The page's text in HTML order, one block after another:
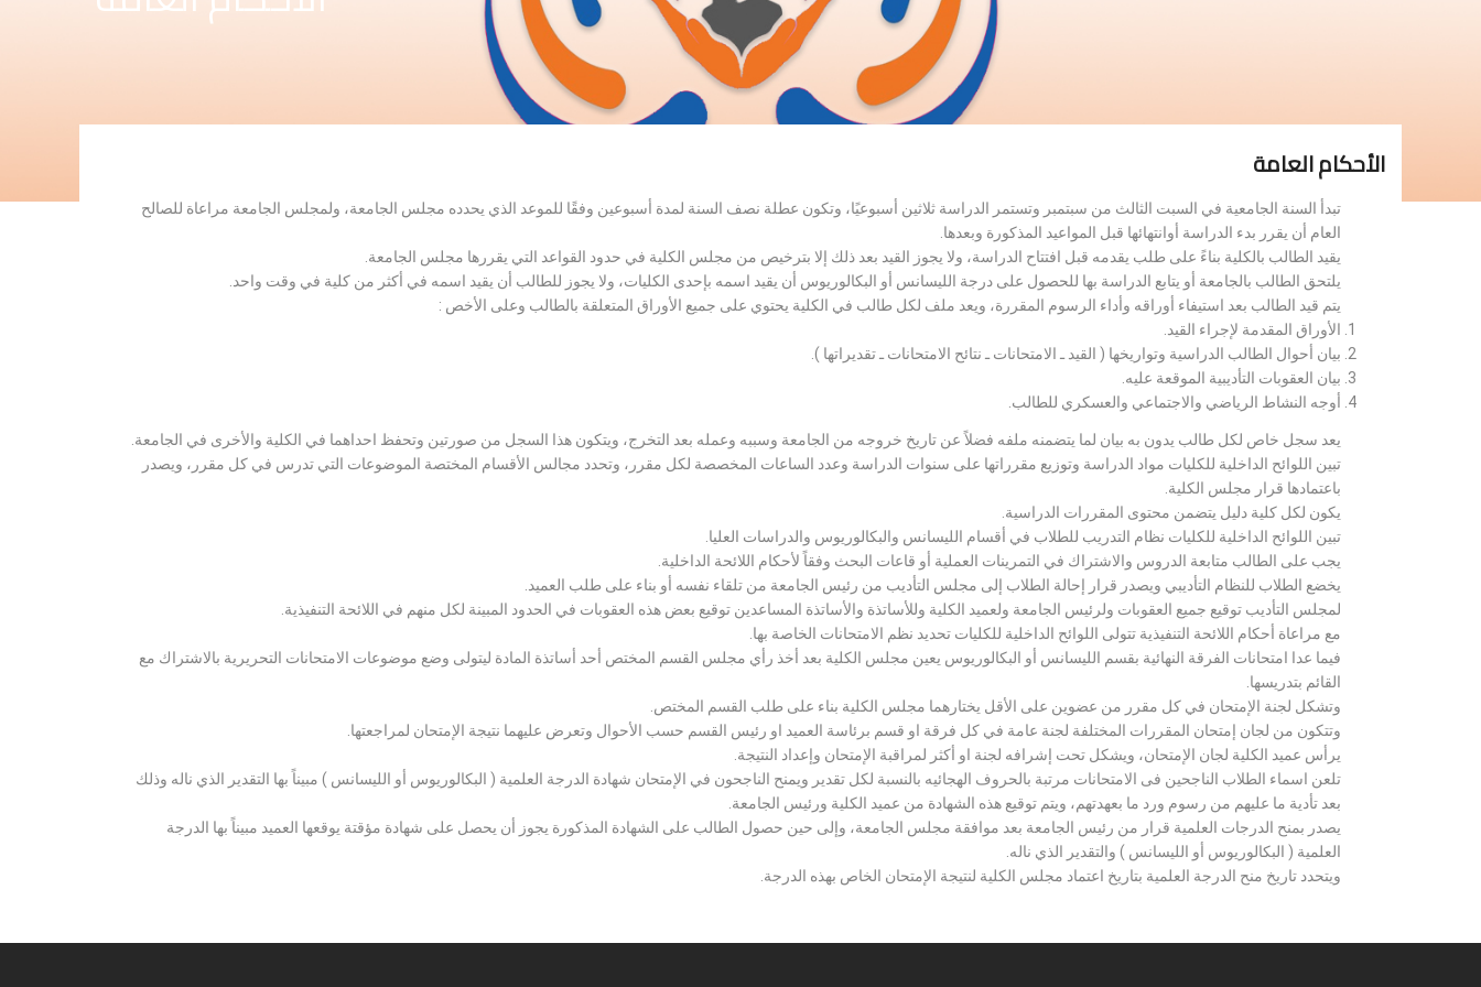
الأحكام العامة
تبدأ السنة الجامعية في السبت الثالث من سبتمبر وتستمر الدراسة ثلاثين أسبوعيًا، وتكون عطلة نصف السنة لمدة أسبوعين وفقًا للموعد الذي يحدده مجلس الجامعة، ولمجلس الجامعة مراعاة للصالح
العام أن يقرر بدء الدراسة أوانتهائها قبل المواعيد المذكورة وبعدها.
يقيد الطالب بالكلية بناءً على طلب يقدمه قبل افتتاح الدراسة، ولا يجوز القيد بعد ذلك إلا بترخيص من مجلس الكلية في حدود القواعد التي يقررها مجلس الجامعة.
يلتحق الطالب بالجامعة أو يتابع الدراسة بها للحصول على درجة الليسانس أو البكالوريوس أن يقيد اسمه بإحدى الكليات، ولا يجوز للطالب أن يقيد اسمه في أكثر من كلية في وقت واحد.
يتم قيد الطالب بعد استيفاء أوراقه وأداء الرسوم المقررة، ويعد ملف لكل طالب في الكلية يحتوي على جميع الأوراق المتعلقة بالطالب وعلى الأخص :
الأوراق المقدمة لإجراء القيد.
بيان أحوال الطالب الدراسية وتواريخها ( القيد ـ الامتحانات ـ نتائح الامتحانات ـ تقديراتها ).
بيان العقوبات التأديبية الموقعة عليه.
أوجه النشاط الرياضي والاجتماعي والعسكري للطالب.
يعد سجل خاص لكل طالب يدون به بيان لما يتضمنه ملفه فضلاً عن تاريخ خروجه من الجامعة وسببه وعمله بعد التخرج، ويتكون هذا السجل من صورتين وتحفظ احداهما في الكلية والأخرى في الجامعة.
تبين اللوائح الداخلية للكليات مواد الدراسة وتوزيع مقرراتها على سنوات الدراسة وعدد الساعات المخصصة لكل مقرر، وتحدد مجالس الأقسام المختصة الموضوعات التي تدرس في كل مقرر، ويصدر
باعتمادها قرار مجلس الكلية.
يكون لكل كلية دليل يتضمن محتوى المقررات الدراسية.
تبين اللوائح الداخلية للكليات نظام التدريب للطلاب في أقسام الليسانس والبكالوريوس والدراسات العليا.
يجب على الطالب متابعة الدروس والاشتراك في التمرينات العملية أو قاعات البحث وفقاً لأحكام اللائحة الداخلية.
يخضع الطلاب للنظام التأديبي ويصدر قرار إحالة الطلاب إلى مجلس التأديب من رئيس الجامعة من تلقاء نفسه أو بناء على طلب العميد.
لمجلس التأديب توقيع جميع العقوبات ولرئيس الجامعة ولعميد الكلية وللأساتذة والأساتذة المساعدين توقيع بعض هذه العقوبات في الحدود المبينة لكل منهم في اللائحة التنفيذية.
مع مراعاة أحكام اللائحة التنفيذية تتولى اللوائح الداخلية للكليات تحديد نظم الامتحانات الخاصة بها.
فيما عدا امتحانات الفرقة النهائية بقسم الليسانس أو البكالوريوس يعين مجلس الكلية بعد أخذ رأي مجلس القسم المختص أحد أساتذة المادة ليتولى وضع موضوعات الامتحانات التحريرية بالاشتراك مع
القائم بتدريسها.
وتشكل لجنة الإمتحان في كل مقرر من عضوين على الأقل يختارهما مجلس الكلية بناء على طلب القسم المختص.
وتتكون من لجان إمتحان المقررات المختلفة لجنة عامة في كل فرقة او قسم برئاسة العميد او رئيس القسم حسب الأحوال وتعرض عليهما نتيجة الإمتحان لمراجعتها.
يرأس عميد الكلية لجان الإمتحان، ويشكل تحت إشرافه لجنة او أكثر لمراقبة الإمتحان وإعداد النتيجة.
تلعن اسماء الطلاب الناجحين فى الامتحانات مرتبة بالحروف الهجائيه بالنسبة لكل تقدير ويمنح الناجحون في الإمتحان شهادة الدرجة العلمية ( البكالوريوس أو الليسانس ) مبيناً بها التقدير الذي ناله وذلك
بعد تأدية ما عليهم من رسوم ورد ما بعهدتهم، ويتم توقيع هذه الشهادة من عميد الكلية ورئيس الجامعة.
يصدر بمنح الدرجات العلمية قرار من رئيس الجامعة بعد موافقة مجلس الجامعة، وإلى حين حصول الطالب على الشهادة المذكورة يجوز أن يحصل على شهادة مؤقتة يوقعها العميد مبيناً بها الدرجة
العلمية ( البكالوريوس أو الليسانس ) والتقدير الذي ناله.
ويتحدد تاريخ منح الدرجة العلمية بتاريخ اعتماد مجلس الكلية لنتيجة الإمتحان الخاص بهذه الدرجة.